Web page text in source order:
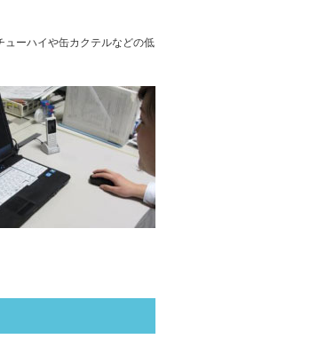
ーハイや缶カクテルなどの低